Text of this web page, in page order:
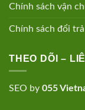
Chính sách vận
Chính sách đổi trả
THEO DÕI –
SEO by 055